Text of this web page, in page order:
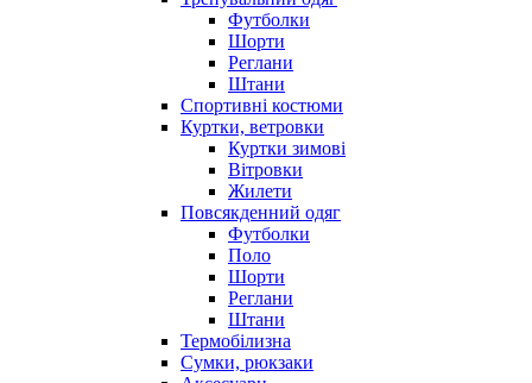
Футболки
Шорти
Реглани
Штани
Спортивні костюми
Куртки, ветровки
Куртки зимові
Вітровки
Жилети
Повсякденний одяг
Футболки
Поло
Шорти
Реглани
Штани
Термобілизна
Сумки, рюкзаки